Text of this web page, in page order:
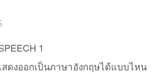
1
ดงออกเป็นภาษาอังกฤษได้แบบไหน